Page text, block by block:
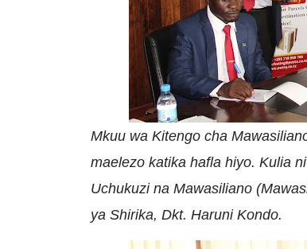
Mkuu wa Kitengo cha
maelezo katika hafla hiyo. Kulia
Uchukuzi na Mawasiliano
ya Shirika, Dkt. Haruni Kondo.